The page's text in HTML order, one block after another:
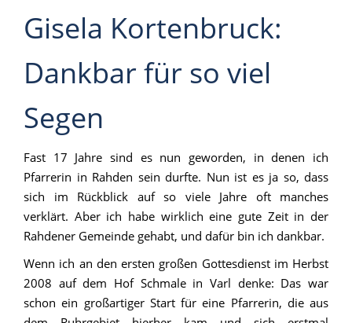
Gisela Kortenbruck:
Dankbar für so viel
Segen
Fast 17 Jahre sind es nun geworden, in denen ich
Pfarrerin in Rahden sein durfte. Nun ist es ja so, dass
sich im Rückblick auf so viele Jahre oft manches
verklärt. Aber ich habe wirklich eine gute Zeit in der
Rahdener Gemeinde gehabt, und dafür bin ich dankbar.
Wenn ich an den ersten großen Gottesdienst im Herbst
2008 auf dem Hof Schmale in Varl denke: Das war
schon ein großartiger Start für eine Pfarrerin, die aus